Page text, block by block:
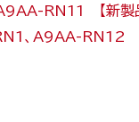
RN11 【新製
、A9AA-RN12